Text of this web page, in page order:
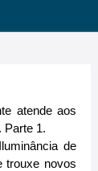
atende aos
Parte 1.
de
trouxe novos